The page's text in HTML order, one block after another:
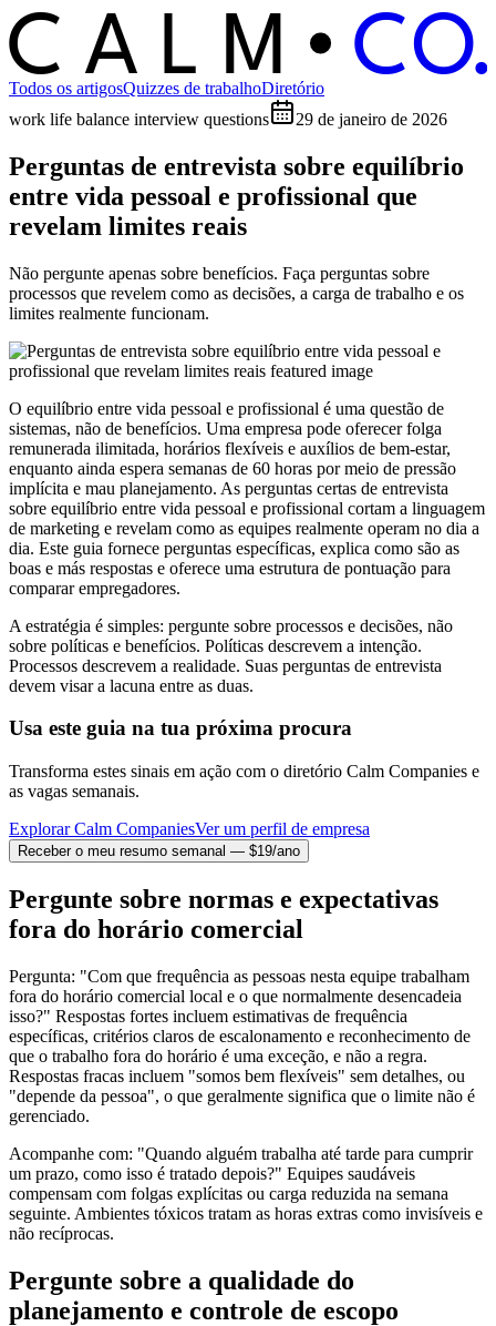
C ALM C O.
Todos os artigosQuizzes de trabalhoDiretório
work life balance interview questions
29 de janeiro de 2026
Perguntas de entrevista sobre equilíbrio
entre vida pessoal e profissional que
revelam limites reais
Não pergunte apenas sobre benefícios. Faça perguntas sobre
processos que revelem como as decisões, a carga de trabalho e os
limites realmente funcionam.
O equilíbrio entre vida pessoal e profissional é uma questão de
sistemas, não de benefícios. Uma empresa pode oferecer folga
remunerada ilimitada, horários flexíveis e auxílios de bem-estar,
enquanto ainda espera semanas de 60 horas por meio de pressão
implícita e mau planejamento. As perguntas certas de entrevista
sobre equilíbrio entre vida pessoal e profissional cortam a linguagem
de marketing e revelam como as equipes realmente operam no dia a
dia. Este guia fornece perguntas específicas, explica como são as
boas e más respostas e oferece uma estrutura de pontuação para
comparar empregadores.
A estratégia é simples: pergunte sobre processos e decisões, não
sobre políticas e benefícios. Políticas descrevem a intenção.
Processos descrevem a realidade. Suas perguntas de entrevista
devem visar a lacuna entre as duas.
Usa este guia na tua próxima procura
Transforma estes sinais em ação com o diretório Calm Companies e
as vagas semanais.
Explorar Calm CompaniesVer um perfil de empresa
Receber o meu resumo semanal — $19/ano
Pergunte sobre normas e expectativas
fora do horário comercial
Pergunta: "Com que frequência as pessoas nesta equipe trabalham
fora do horário comercial local e o que normalmente desencadeia
isso?" Respostas fortes incluem estimativas de frequência
específicas, critérios claros de escalonamento e reconhecimento de
que o trabalho fora do horário é uma exceção, e não a regra.
Respostas fracas incluem "somos bem flexíveis" sem detalhes, ou
"depende da pessoa", o que geralmente significa que o limite não é
gerenciado.
Acompanhe com: "Quando alguém trabalha até tarde para cumprir
um prazo, como isso é tratado depois?" Equipes saudáveis
compensam com folgas explícitas ou carga reduzida na semana
seguinte. Ambientes tóxicos tratam as horas extras como invisíveis e
não recíprocas.
Pergunte sobre a qualidade do
planejamento e controle de escopo